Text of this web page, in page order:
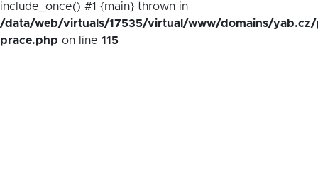
include_once() #1 {main} thrown in
/data/web/virtuals/17535/virtual/www/domains/yab.cz/
prace.php on line 115